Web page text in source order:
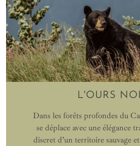
L'OURS
Dans les forêts profondes du
se déplace avec une élégance
discret d’un territoire sauvage